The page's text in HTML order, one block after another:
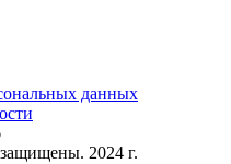
данных
2024 г.